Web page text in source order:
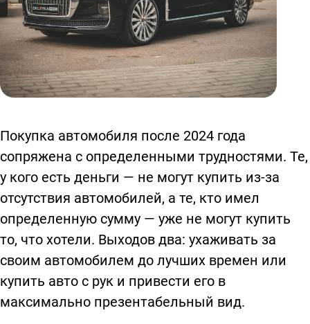
Покупка автомобиля после 2024 года
сопряжена с определенными трудностями. Те,
у кого есть деньги — не могут купить из-за
отсутствия автомобилей, а те, кто имел
определенную сумму — уже не могут купить
то, что хотели. Выходов два: ухаживать за
своим автомобилем до лучших времен или
купить авто с рук и привести его в
максимально презентабельный вид.